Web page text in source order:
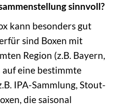
sinnvoll?
kann besonders gut
sind Boxen mit
Region (z.B. Bayern,
auf eine bestimmte
IPA-Sammlung, Stout-
die saisonal